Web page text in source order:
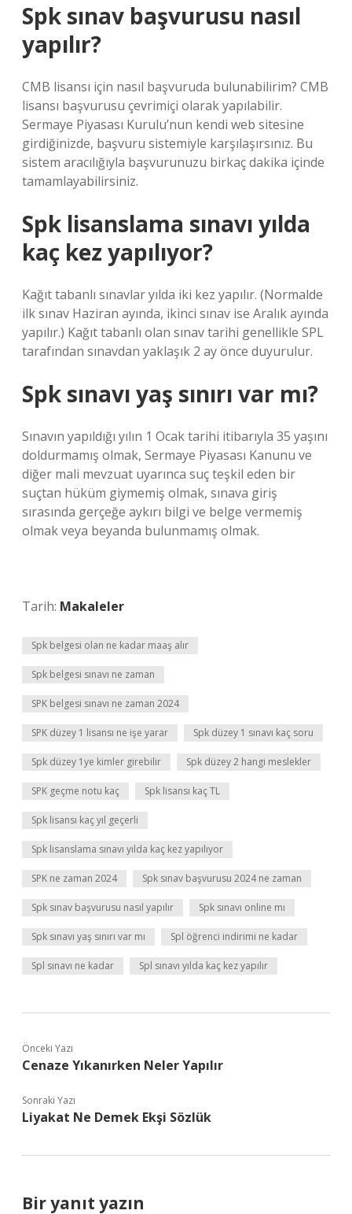
Spk sınav başvurusu nasıl
yapılır?
CMB lisansı için nasıl başvuruda bulunabilirim? CMB
lisansı başvurusu çevrimiçi olarak yapılabilir.
Sermaye Piyasası Kurulu’nun kendi web sitesine
girdiğinizde, başvuru sistemiyle karşılaşırsınız. Bu
sistem aracılığıyla başvurunuzu birkaç dakika içinde
tamamlayabilirsiniz.
Spk lisanslama sınavı yılda
kaç kez yapılıyor?
Kağıt tabanlı sınavlar yılda iki kez yapılır. (Normalde
ilk sınav Haziran ayında, ikinci sınav ise Aralık ayında
yapılır.) Kağıt tabanlı olan sınav tarihi genellikle SPL
tarafından sınavdan yaklaşık 2 ay önce duyurulur.
Spk sınavı yaş sınırı var mı?
Sınavın yapıldığı yılın 1 Ocak tarihi itibarıyla 35 yaşını
doldurmamış olmak, Sermaye Piyasası Kanunu ve
diğer mali mevzuat uyarınca suç teşkil eden bir
suçtan hüküm giymemiş olmak, sınava giriş
sırasında gerçeğe aykırı bilgi ve belge vermemiş
olmak veya beyanda bulunmamış olmak.
Tarih: Makaleler
Spk belgesi olan ne kadar maaş alır
Spk belgesi sınavı ne zaman
SPK belgesi sınavı ne zaman 2024
SPK düzey 1 lisansı ne işe yarar Spk düzey 1 sınavı kaç soru
Spk düzey 1ye kimler girebilir Spk düzey 2 hangi meslekler
SPK geçme notu kaç Spk lisansı kaç TL
Spk lisansı kaç yıl geçerli
Spk lisanslama sınavı yılda kaç kez yapılıyor
SPK ne zaman 2024 Spk sınav başvurusu 2024 ne zaman
Spk sınav başvurusu nasıl yapılır Spk sınavı online mı
Spk sınavı yaş sınırı var mı Spl öğrenci indirimi ne kadar
Spl sınavı ne kadar Spl sınavı yılda kaç kez yapılır
Önceki Yazı
Cenaze Yıkanırken Neler Yapılır
Sonraki Yazı
Liyakat Ne Demek Ekşi Sözlük
Bir yanıt yazın